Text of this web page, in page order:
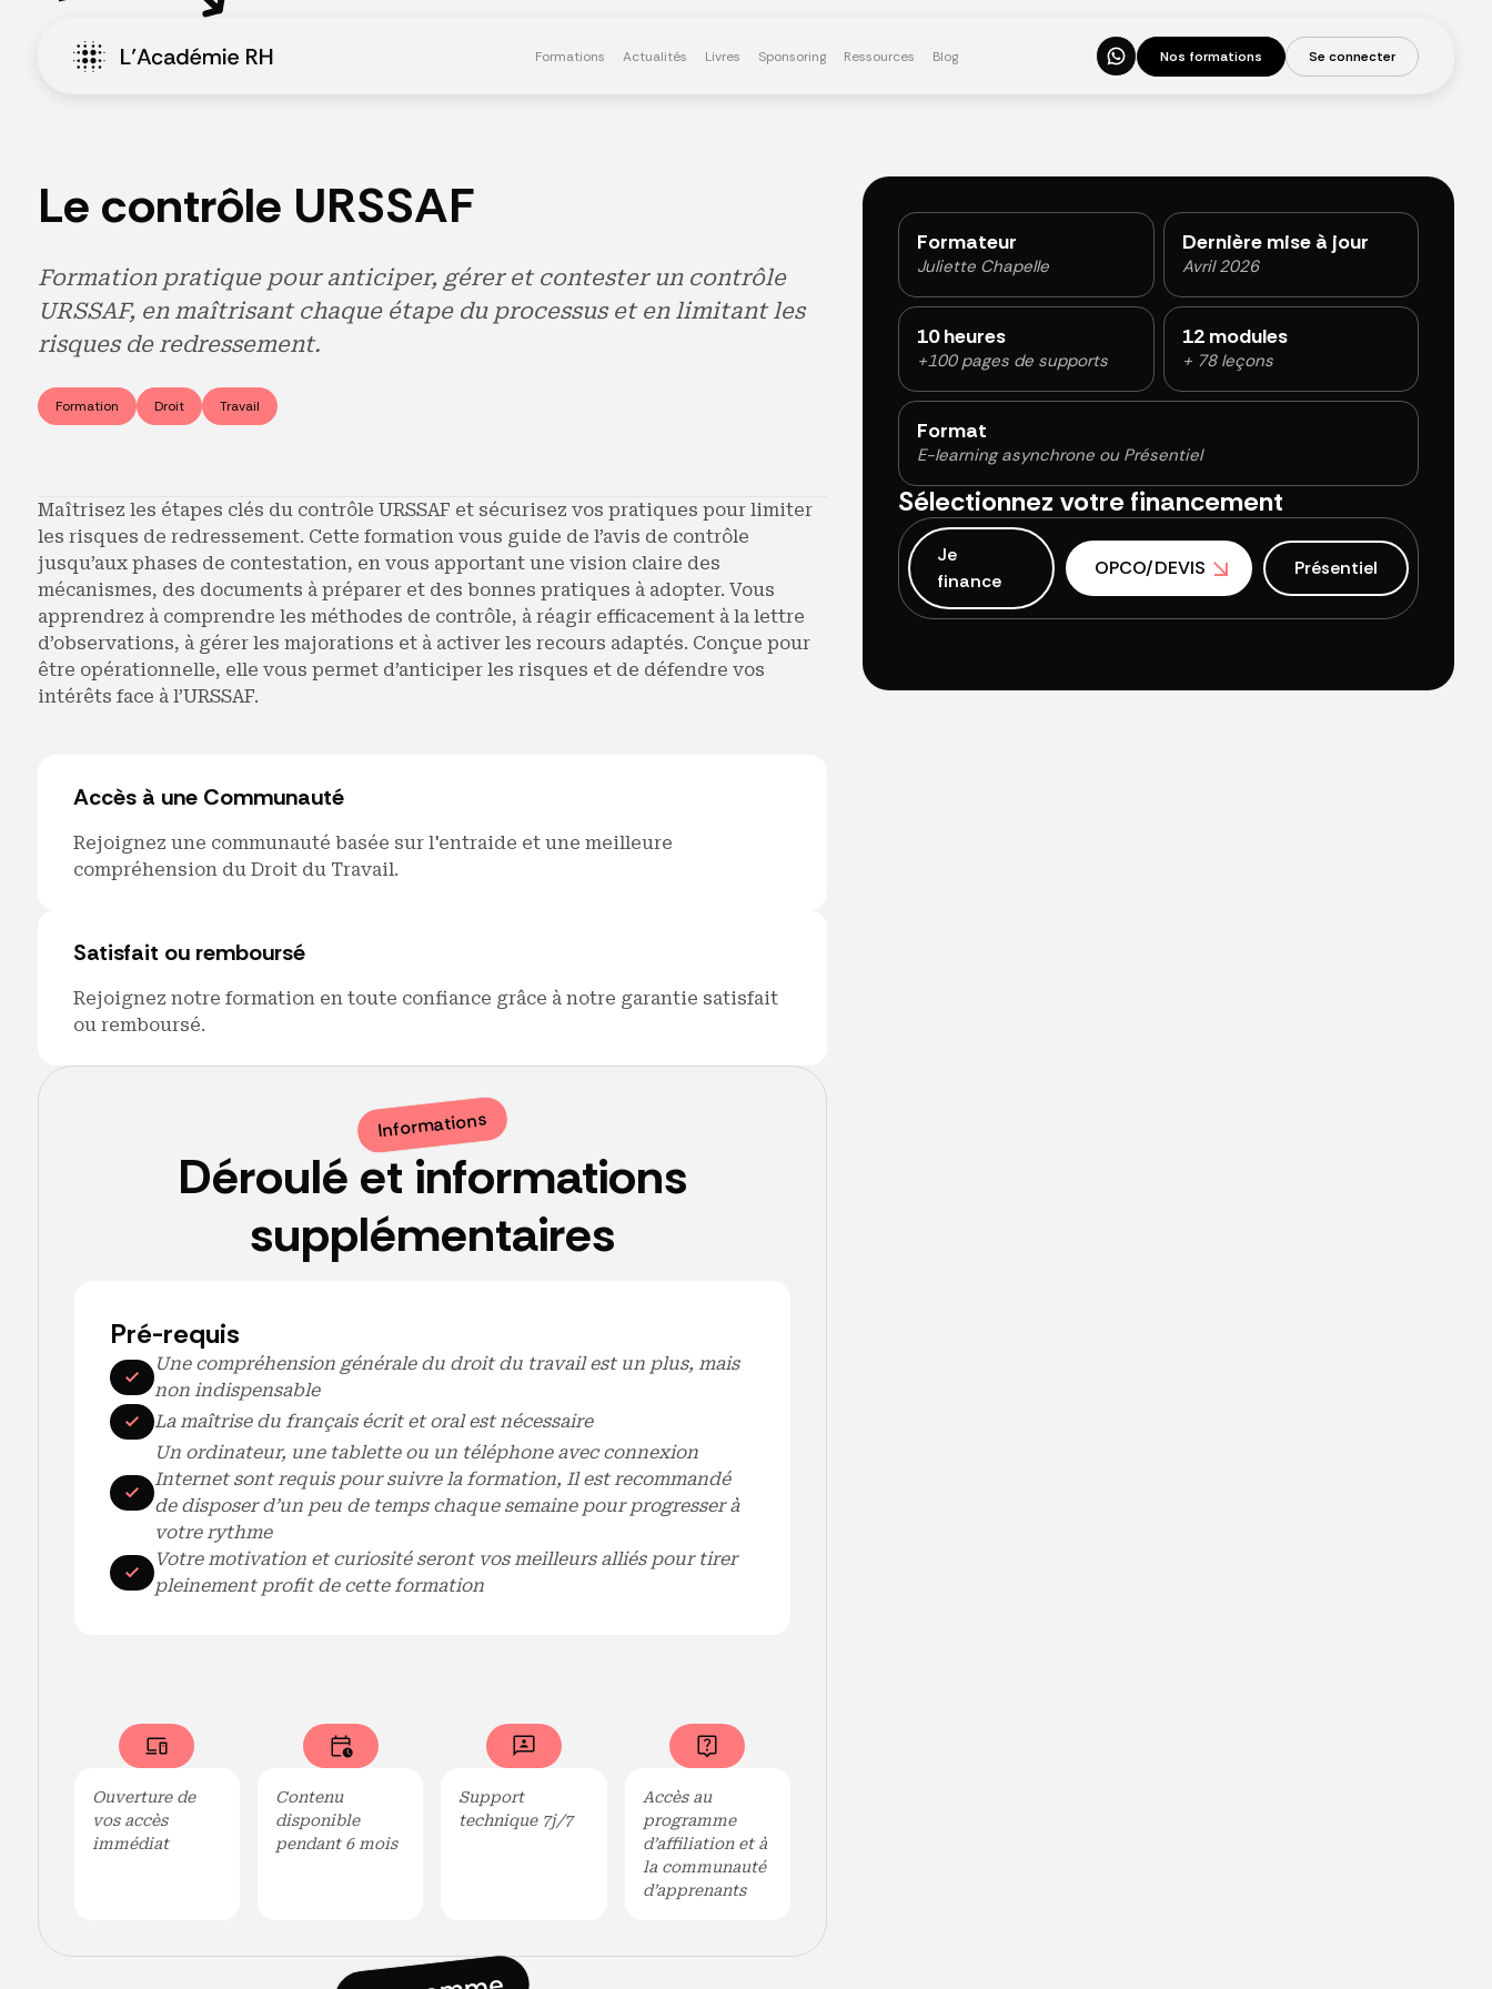
Formations Actualités Livres Sponsoring Ressources Blog Nos formations Se connecter
Le contrôle URSSAF
Formation pratique pour anticiper, gérer et contester un contrôle
URSSAF, en maîtrisant chaque étape du processus et en limitant les
risques de redressement.
Formation Droit Travail
Maîtrisez les étapes clés du contrôle URSSAF et sécurisez vos pratiques pour limiter
les risques de redressement. Cette formation vous guide de l’avis de contrôle
jusqu’aux phases de contestation, en vous apportant une vision claire des
mécanismes, des documents à préparer et des bonnes pratiques à adopter. Vous
apprendrez à comprendre les méthodes de contrôle, à réagir efficacement à la lettre
d’observations, à gérer les majorations et à activer les recours adaptés. Conçue pour
être opérationnelle, elle vous permet d’anticiper les risques et de défendre vos
intérêts face à l’URSSAF.
Accès à une Communauté
Rejoignez une communauté basée sur l'entraide et une meilleure
compréhension du Droit du Travail.
Satisfait ou remboursé
Rejoignez notre formation en toute confiance grâce à notre garantie satisfait
ou remboursé.
Informations
Déroulé et informations
supplémentaires
Pré-requis
Une compréhension générale du droit du travail est un plus, mais
non indispensable
La maîtrise du français écrit et oral est nécessaire
Un ordinateur, une tablette ou un téléphone avec connexion
Internet sont requis pour suivre la formation, Il est recommandé
de disposer d’un peu de temps chaque semaine pour progresser à
votre rythme
Votre motivation et curiosité seront vos meilleurs alliés pour tirer
pleinement profit de cette formation
Ouverture de
vos accès
immédiat
Contenu
disponible
pendant 6 mois
Support
technique 7j/7
Accès au
programme
d’affiliation et à
la communauté
d’apprenants
Formateur
Juliette Chapelle
Dernière mise à jour
Avril 2026
10 heures
+100 pages de supports
12 modules
+ 78 leçons
Format
E-learning asynchrone ou Présentiel
Sélectionnez votre financement
Je
finance
OPCO/DEVIS Présentiel